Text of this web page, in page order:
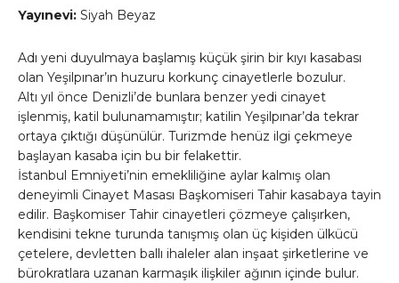
Yayınevi: Siyah Beyaz
Adı yeni duyulmaya başlamış küçük şirin bir kıyı kasabası
olan Yeşilpınar’ın huzuru korkunç cinayetlerle bozulur.
Altı yıl önce Denizli’de bunlara benzer yedi cinayet
işlenmiş, katil bulunamamıştır; katilin Yeşilpınar’da tekrar
ortaya çıktığı düşünülür. Turizmde henüz ilgi çekmeye
başlayan kasaba için bu bir felakettir.
İstanbul Emniyeti’nin emekliliğine aylar kalmış olan
deneyimli Cinayet Masası Başkomiseri Tahir kasabaya tayin
edilir. Başkomiser Tahir cinayetleri çözmeye çalışırken,
kendisini tekne turunda tanışmış olan üç kişiden ülkücü
çetelere, devletten ballı ihaleler alan inşaat şirketlerine ve
bürokratlara uzanan karmaşık ilişkiler ağının içinde bulur.